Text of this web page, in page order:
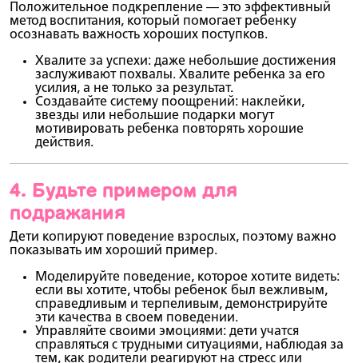
Положительное подкрепление — это эффективный
метод воспитания, который помогает ребенку
осознавать важность хороших поступков.
Хвалите за успехи: даже небольшие достижения
заслуживают похвалы. Хвалите ребенка за его
усилия, а не только за результат.
Создавайте систему поощрений: наклейки,
звезды или небольшие подарки могут
мотивировать ребенка повторять хорошие
действия.
4. Будьте примером для
подражания
Дети копируют поведение взрослых, поэтому важно
показывать им хороший пример.
Моделируйте поведение, которое хотите видеть:
если вы хотите, чтобы ребенок был вежливым,
справедливым и терпеливым, демонстрируйте
эти качества в своем поведении.
Управляйте своими эмоциями: дети учатся
справляться с трудными ситуациями, наблюдая за
тем, как родители реагируют на стресс или